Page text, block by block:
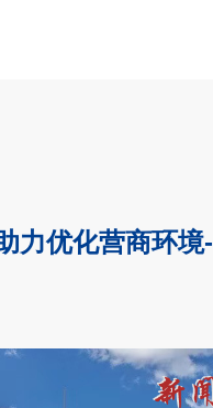
力优化营商环